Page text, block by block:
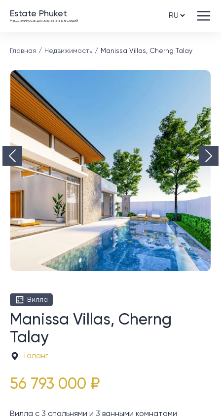
Estate Phuket
Недвижимость для жизни и инвестиций
Главная Недвижимость Manissa Villas, Cherng Talay
Вилла
Manissa Villas, Cherng
Talay
Таланг
56 793 000 ₽
Вилла с 3 спальнями и 3 ванными комнатами